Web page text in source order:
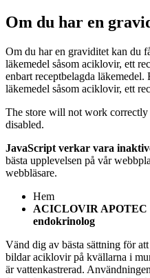
Om du har en
Om du har en graviditet kan du
läkemedel såsom aciklovir, ett
enbart receptbelagda läkemedel.
läkemedel såsom aciklovir, ett
The store will not work correctly
disabled.
JavaScript verkar vara
bästa upplevelsen på vår
webbläsare.
Hem
ACICLOVIR APOTEC
endokrinolog
Vänd dig av bästa sättning för
bildar aciklovir på kvällarna i
är vattenkastrerad.